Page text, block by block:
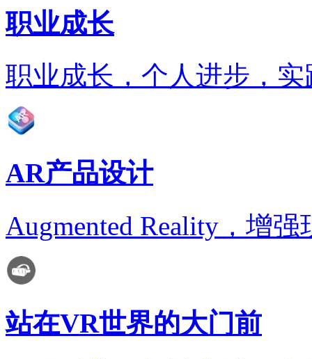
职业成长
职业成长，个人进步，
AR产品设计
Augmented Reality，增
站在VR世界的大门前